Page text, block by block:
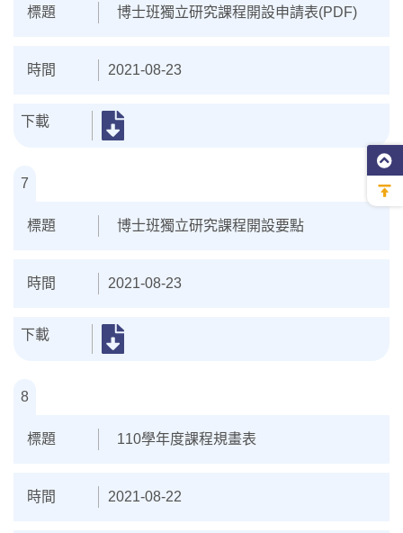
博士班獨立研究課程開設申請表(PDF)
2021-08-23
7
博士班獨立研究課程開設要點
2021-08-23
8
110學年度課程規畫表
2021-08-22